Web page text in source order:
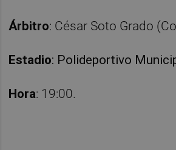
Árbitro: César Soto Grado
Estadio: Polideportivo
Hora: 19:00.